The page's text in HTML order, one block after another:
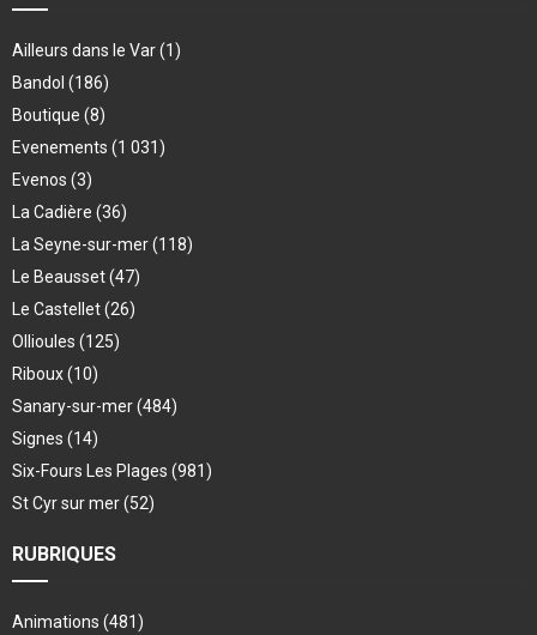
Ailleurs dans le Var(1)
Bandol (186)
Boutique (8)
Evenements (1 031)
Evenos (3)
La Cadière (36)
La Seyne-sur-mer(118)
Le Beausset(47)
Le Castellet(26)
Ollioules (125)
Riboux(10)
Sanary-sur-mer(484)
Signes (14)
Six-Fours Les Plages (981)
St Cyr sur mer(52)
RUBRIQUES
Animations (481)